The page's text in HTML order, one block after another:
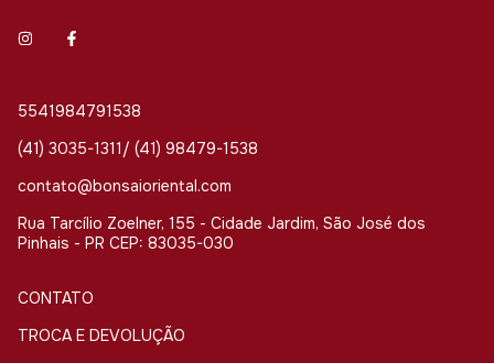
5541984791538
(41) 3035-1311/ (41) 98479-1538
contato@bonsaioriental.com
Rua Tarcílio Zoelner, 155 - Cidade Jardim, São José dos
Pinhais - PR CEP: 83035-030
CONTATO
TROCA E DEVOLUÇÃO